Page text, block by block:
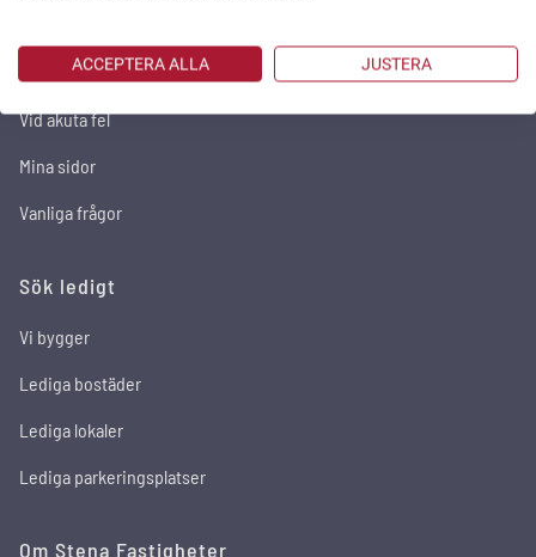
Serviceanmälan
Vid akuta fel
Mina sidor
Vanliga frågor
Sök ledigt
Vi bygger
Lediga bostäder
Lediga lokaler
Lediga parkeringsplatser
Om Stena Fastigheter
ACCEPTERA ALLA JUSTERA